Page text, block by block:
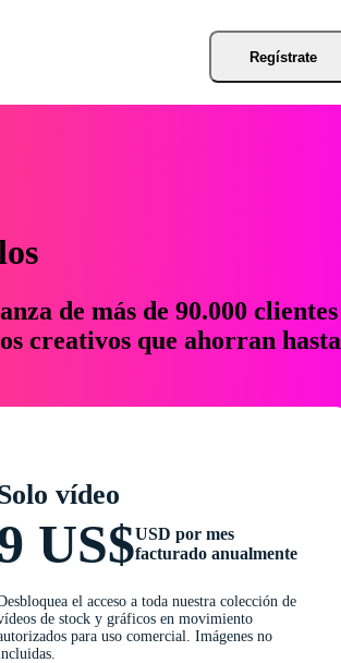
Regístrate
de más de 90.000 clientes
creativos que ahorran hasta
vídeo
US$USD por mes
facturado anualmente
el acceso a toda nuestra colección de
de stock y gráficos en movimiento
para uso comercial. Imágenes no